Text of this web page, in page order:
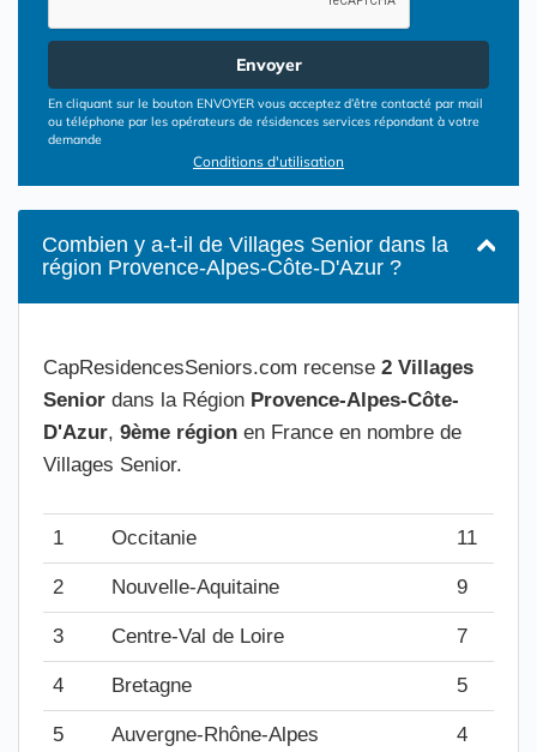
Envoyer
En cliquant sur le bouton ENVOYER vous acceptez d’être contacté par mail
ou téléphone par les opérateurs de résidences services répondant à votre
demande
Conditions d'utilisation
Combien y a-t-il de Villages Senior dans la
région Provence-Alpes-Côte-D'Azur ?
CapResidencesSeniors.com recense 2 Villages
Senior dans la Région Provence-Alpes-Côte-
D'Azur, 9ème région en France en nombre de
Villages Senior.
1 Occitanie 11
2 Nouvelle-Aquitaine 9
3 Centre-Val de Loire 7
4 Bretagne 5
5 Auvergne-Rhône-Alpes 4